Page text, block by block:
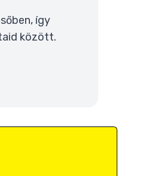
így
között.